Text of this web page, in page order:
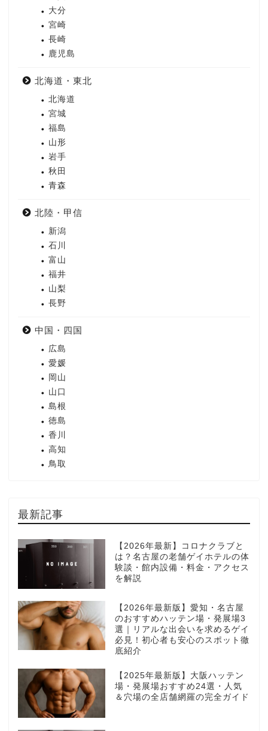
大分
宮崎
長崎
鹿児島
北海道・東北
北海道
宮城
福島
山形
岩手
秋田
青森
北陸・甲信
新潟
石川
富山
福井
山梨
長野
中国・四国
広島
愛媛
岡山
山口
島根
徳島
香川
高知
鳥取
最新記事
【2026年最新】コロナクラブと
は？名古屋の老舗ゲイホテルの体
験談・館内設備・料金・アクセス
を解説
【2026年最新版】愛知・名古屋
のおすすめハッテン場・発展場3
選｜リアルな出会いを求めるゲイ
必見！初心者も安心のスポット徹
底紹介
【2025年最新版】大阪ハッテン
場・発展場おすすめ24選・人気
＆穴場の全店舗網羅の完全ガイド